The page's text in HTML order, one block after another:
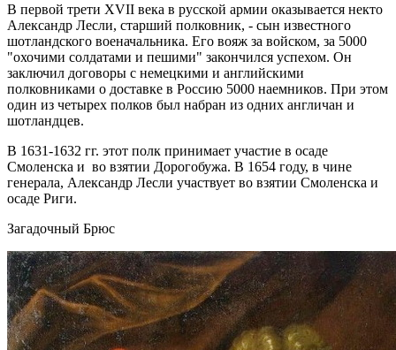
В первой трети XVII века в русской армии оказывается некто
Александр Лесли, старший полковник, - сын известного
шотландского военачальника. Его вояж за войском, за 5000
"охочими солдатами и пешими" закончился успехом. Он
заключил договоры с немецкими и английскими
полковниками о доставке в Россию 5000 наемников. При этом
один из четырех полков был набран из одних англичан и
шотландцев.
В 1631-1632 гг. этот полк принимает участие в осаде
Смоленска и во взятии Дорогобужа. В 1654 году, в чине
генерала, Александр Лесли участвует во взятии Смоленска и
осаде Риги.
Загадочный Брюс